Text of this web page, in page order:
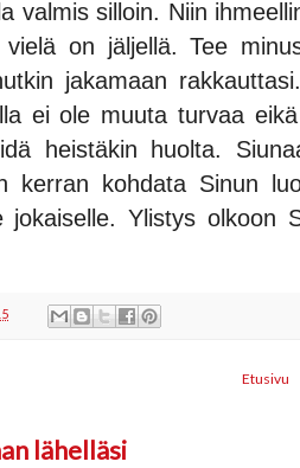
valmis silloin. Niin
on jäljellä. Tee
jakamaan
ei ole muuta turvaa
heistäkin huolta.
kerran kohdata Sinun
jokaiselle. Ylistys olkoon
Etusivu
lähelläsi